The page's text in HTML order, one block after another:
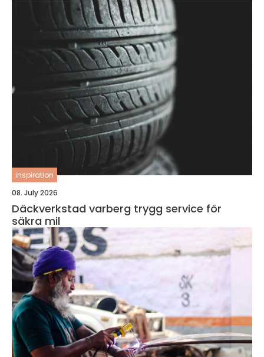
inspiration
08. July 2026
Däckverkstad varberg trygg service för
säkra mil